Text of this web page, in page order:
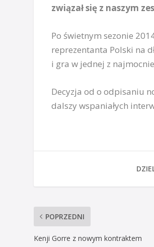
związał się z naszym
Po świetnym sezonie
reprezentanta Polski na
i gra w jednej z
Decyzja od o odpisaniu
dalszy wspaniałych
POPRZEDNI
Kenji Gorre z nowym kontraktem